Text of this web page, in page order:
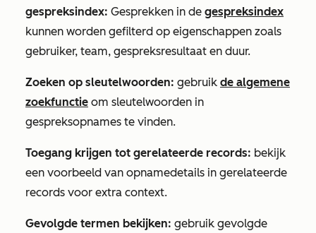
gespreksindex: Gesprekken in de gespreksindex
kunnen worden gefilterd op eigenschappen zoals
gebruiker, team, gespreksresultaat en duur.
Zoeken op sleutelwoorden: gebruik de algemene
zoekfunctie om sleutelwoorden in
gespreksopnames te vinden.
Toegang krijgen tot gerelateerde records: bekijk
een voorbeeld van opnamedetails in gerelateerde
records voor extra context.
Gevolgde termen bekijken: gebruik gevolgde